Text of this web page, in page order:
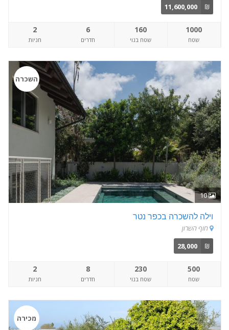
₪
11,600,000
1000
שטח
160
שטח בנוי
6
חדרים
2
חניות
10
השכרה
וילה להשכרה בכפר נטר
חוף השרון
₪
28,000
500
שטח
230
שטח בנוי
8
חדרים
2
חניות
מכירה